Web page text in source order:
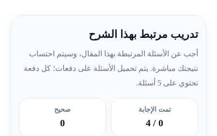
تدريب مرتبط بهذا الشرح
أجب عن الأسئلة المرتبطة بهذا المقال، وسيتم احتساب
نتيجتك مباشرة. يتم تحميل الأسئلة على دفعات؛ كل دفعة
تحتوي على 5 أسئلة.
تمت الإجابة
0
/ 4
صحيح
0